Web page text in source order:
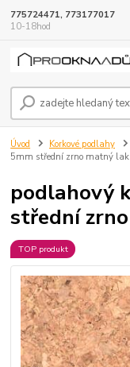
775724471, 773177017
10-18hod
Úvod Korkové podlahy
5mm střední zrno matný lak
podlahový
střední
TOP produkt